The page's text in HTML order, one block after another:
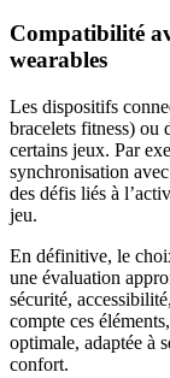
Compatibilité
wearables
Les dispositifs
bracelets fitness) ou
certains jeux. Par
synchronisation
des défis liés à
jeu.
En définitive, le
une évaluation
sécurité,
compte ces
optimale, adaptée à
confort.